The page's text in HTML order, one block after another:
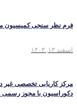
فرم نظر سنجی کمیسیون
اسفند ۱۳, ۱۴۰۳
مرکز کاریابی تخصصی غیر
دکوراسیون با مجوز رسمی